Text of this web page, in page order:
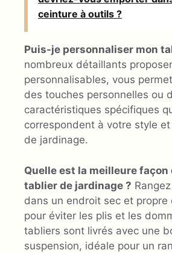
ceinture à outils ?
Puis-je personnaliser mon
nombreux détaillants
personnalisables, vous
des touches personnelles ou
caractéristiques spécifiques
correspondent à votre style
de jardinage.
Quelle est la meilleure façon
tablier de jardinage ?
dans un endroit sec et propre
pour éviter les plis et les
tabliers sont livrés avec une
suspension, idéale pour un